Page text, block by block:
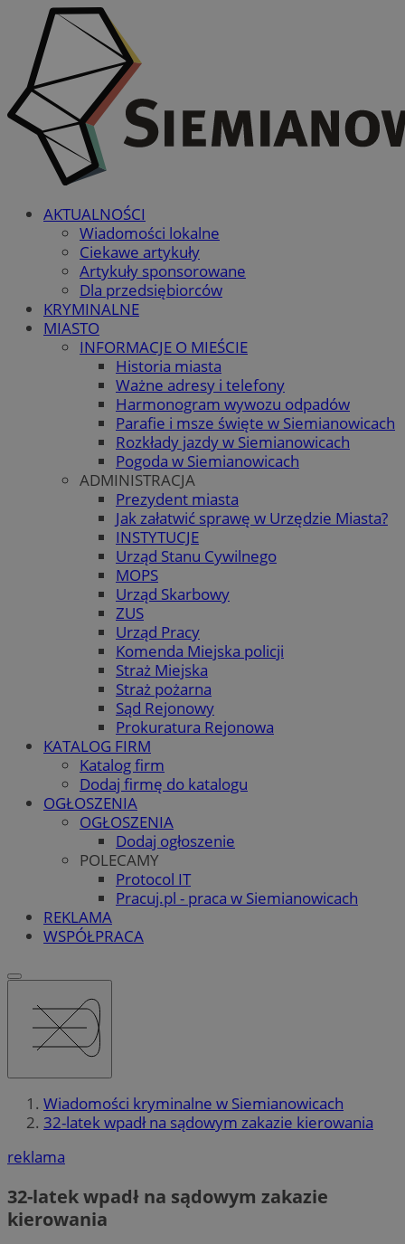
AKTUALNOŚCI
Wiadomości lokalne
Ciekawe artykuły
Artykuły sponsorowane
Dla przedsiębiorców
KRYMINALNE
MIASTO
INFORMACJE O MIEŚCIE
Historia miasta
Ważne adresy i telefony
Harmonogram wywozu odpadów
Parafie i msze święte w Siemianowicach
Rozkłady jazdy w Siemianowicach
Pogoda w Siemianowicach
ADMINISTRACJA
Prezydent miasta
Jak załatwić sprawę w Urzędzie Miasta?
INSTYTUCJE
Urząd Stanu Cywilnego
MOPS
Urząd Skarbowy
ZUS
Urząd Pracy
Komenda Miejska policji
Straż Miejska
Straż pożarna
Sąd Rejonowy
Prokuratura Rejonowa
KATALOG FIRM
Katalog firm
Dodaj firmę do katalogu
OGŁOSZENIA
OGŁOSZENIA
Dodaj ogłoszenie
POLECAMY
Protocol IT
Pracuj.pl - praca w Siemianowicach
REKLAMA
WSPÓŁPRACA
Wiadomości kryminalne w Siemianowicach
32-latek wpadł na sądowym zakazie kierowania
reklama
32-latek wpadł na sądowym zakazie
kierowania